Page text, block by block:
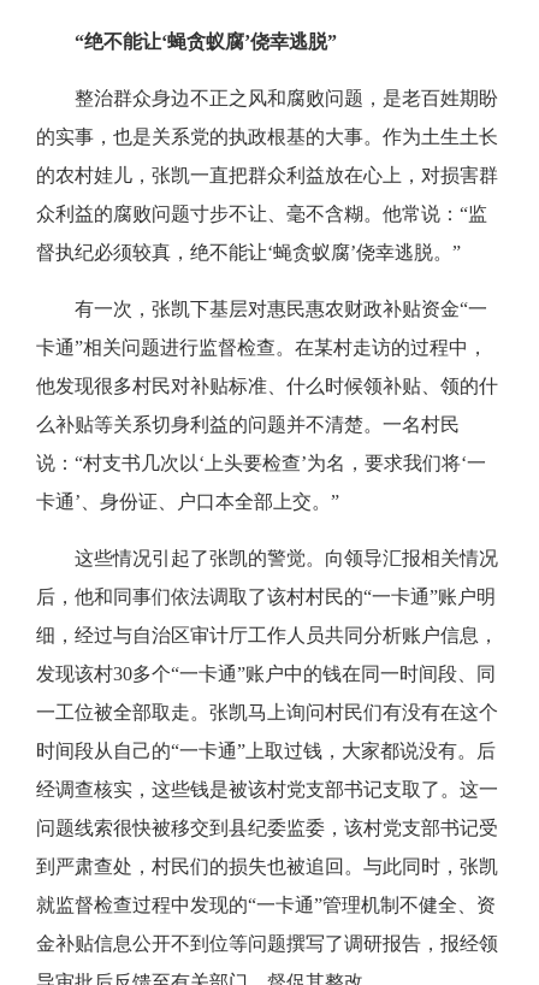
“绝不能让‘蝇贪蚁腐’侥幸逃脱”
整治群众身边不正之风和腐败问题，是老百姓期盼
的实事，也是关系党的执政根基的大事。作为土生土长
的农村娃儿，张凯一直把群众利益放在心上，对损害群
众利益的腐败问题寸步不让、毫不含糊。他常说：“监
督执纪必须较真，绝不能让‘蝇贪蚁腐’侥幸逃脱。”
有一次，张凯下基层对惠民惠农财政补贴资金“一
卡通”相关问题进行监督检查。在某村走访的过程中，
他发现很多村民对补贴标准、什么时候领补贴、领的什
么补贴等关系切身利益的问题并不清楚。一名村民
说：“村支书几次以‘上头要检查’为名，要求我们将‘一
卡通’、身份证、户口本全部上交。”
这些情况引起了张凯的警觉。向领导汇报相关情况
后，他和同事们依法调取了该村村民的“一卡通”账户明
细，经过与自治区审计厅工作人员共同分析账户信息，
发现该村30多个“一卡通”账户中的钱在同一时间段、同
一工位被全部取走。张凯马上询问村民们有没有在这个
时间段从自己的“一卡通”上取过钱，大家都说没有。后
经调查核实，这些钱是被该村党支部书记支取了。这一
问题线索很快被移交到县纪委监委，该村党支部书记受
到严肃查处，村民们的损失也被追回。与此同时，张凯
就监督检查过程中发现的“一卡通”管理机制不健全、资
金补贴信息公开不到位等问题撰写了调研报告，报经领